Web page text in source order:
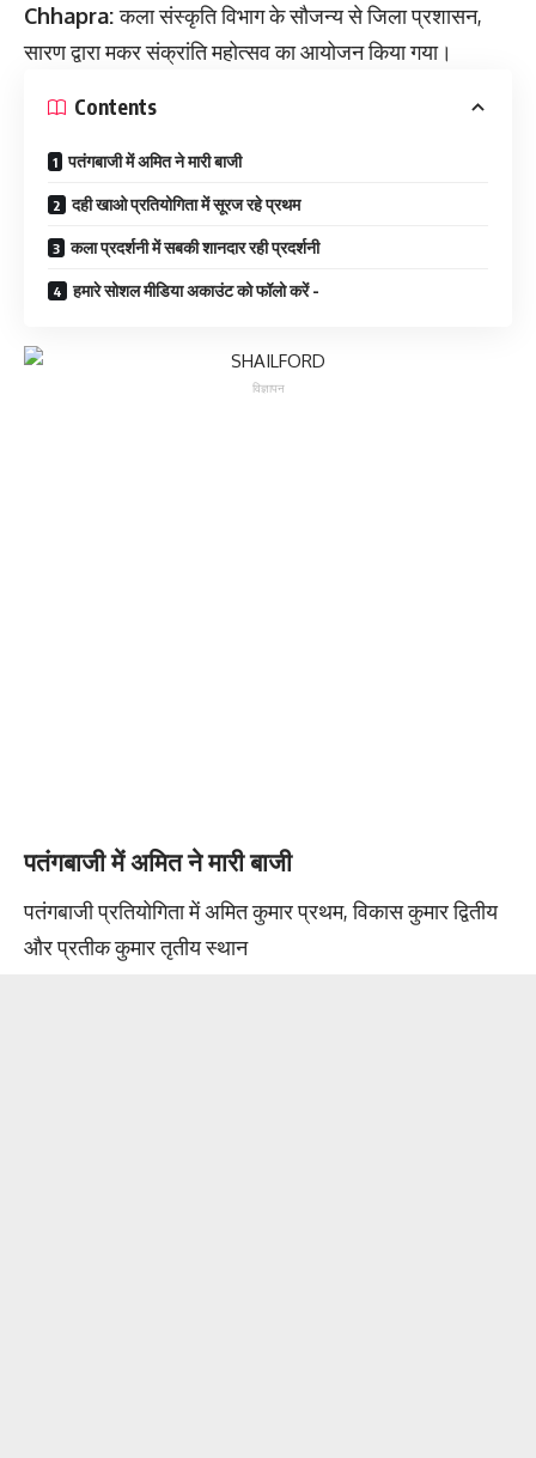
Chhapra:कला संस्कृति विभाग के सौजन्य से जिला प्रशासन,
सारण द्वारा मकर संक्रांति महोत्सव का आयोजन किया गया।
Contents
पतंगबाजी में अमित ने मारी बाजी
दही खाओ प्रतियोगिता में सूरज रहे प्रथम
कला प्रदर्शनी में सबकी शानदार रही प्रदर्शनी
हमारे सोशल मीडिया अकाउंट को फॉलो करें -
विज्ञापन
पतंगबाजी में अमित ने मारी बाजी
पतंगबाजी प्रतियोगिता में अमित कुमार प्रथम, विकास कुमार द्वितीय
और प्रतीक कुमार तृतीय स्थान